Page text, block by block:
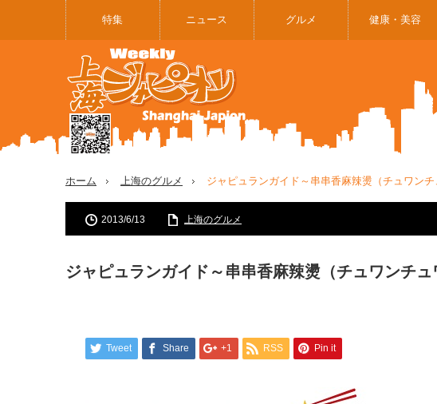
特集 ニュース グルメ 健康・美容
ホーム 上海のグルメ ジャピュランガイド～串串香麻辣燙（チュワンチ
2013/6/13 上海のグルメ
ジャピュランガイド～串串香麻辣燙（チュワンチュ
Tweet Share +1 RSS Pin it